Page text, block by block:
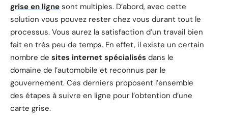
grise en ligne sont multiples. D’abord, avec cette
solution vous pouvez rester chez vous durant tout le
processus. Vous aurez la satisfaction d’un travail bien
fait en très peu de temps. En effet, il existe un certain
nombre de sites internet spécialisés dans le
domaine de l’automobile et reconnus par le
gouvernement. Ces derniers proposent l’ensemble
des étapes à suivre en ligne pour l’obtention d’une
carte grise.